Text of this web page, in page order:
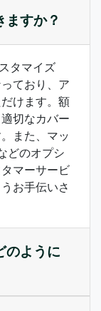
ますか？
タマイズ
ており、ア
けます。額
切なカバー
また、マッ
どのオプシ
マーサービ
お手伝いさ
のように